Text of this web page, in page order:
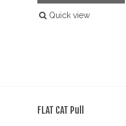
Quick view
FLAT CAT Pull